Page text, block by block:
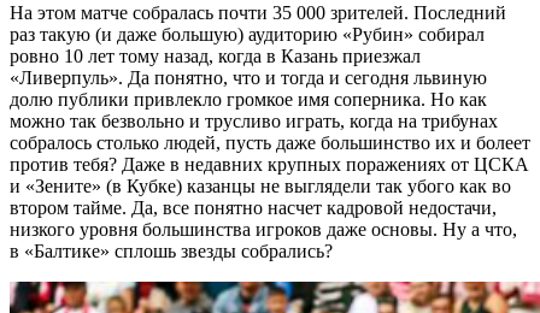
На этом матче собралась почти 35 000 зрителей. Последний
раз такую (и даже большую) аудиторию «Рубин» собирал
ровно 10 лет тому назад, когда в Казань приезжал
«Ливерпуль». Да понятно, что и тогда и сегодня львиную
долю публики привлекло громкое имя соперника. Но как
можно так безвольно и трусливо играть, когда на трибунах
собралось столько людей, пусть даже большинство их и болеет
против тебя? Даже в недавних крупных поражениях от ЦСКА
и «Зените» (в Кубке) казанцы не выглядели так убого как во
втором тайме. Да, все понятно насчет кадровой недостачи,
низкого уровня большинства игроков даже основы. Ну а что,
в «Балтике» сплошь звезды собрались?